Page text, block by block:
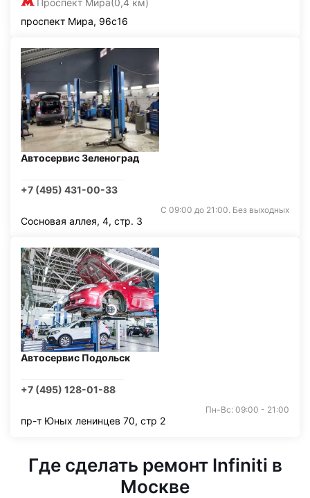
Проспект Мира(0,4 км)
проспект Мира, 96с16
Автосервис Зеленоград
+7 (495) 431-00-33
С 09:00 до 21:00. Без выходных
Сосновая аллея, 4, стр. 3
Автосервис Подольск
+7 (495) 128-01-88
Пн-Вс: 09:00 - 21:00
пр-т Юных ленинцев 70, стр 2
Где сделать ремонт Infiniti в
Москве